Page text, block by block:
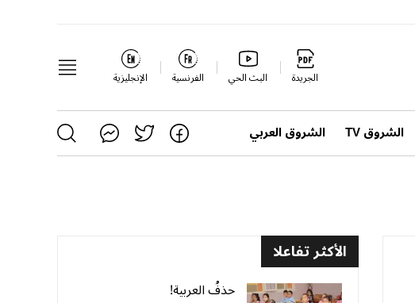
الجريدة البث الحي الفرنسية الإنجليزية
الشروق TV الشروق العربي
الأكثر تفاعلا
حذفُ العربية!